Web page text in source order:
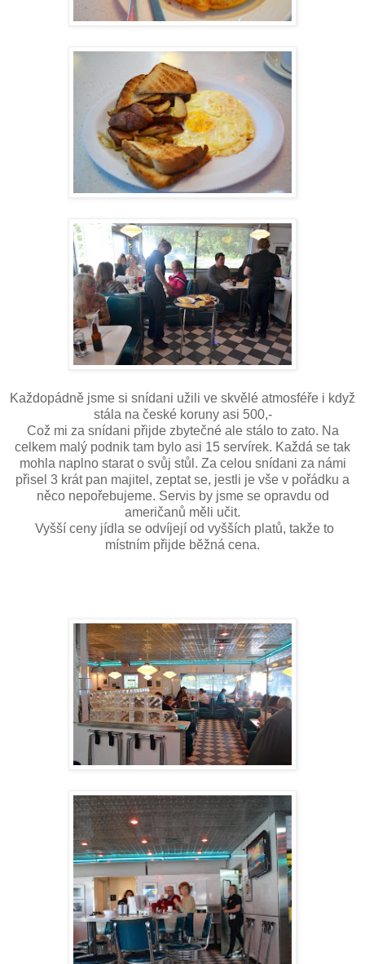
Každopádně jsme si snídani užili ve skvělé atmosféře i když
stála na české koruny asi 500,-
Což mi za snídani přijde zbytečné ale stálo to zato. Na
celkem malý podnik tam bylo asi 15 servírek. Každá se tak
mohla naplno starat o svůj stůl. Za celou snídani za námi
přisel 3 krát pan majitel, zeptat se, jestli je vše v pořádku a
něco nepořebujeme. Servis by jsme se opravdu od
američanů měli učit.
Vyšší ceny jídla se odvíjejí od vyšších platů, takže to
místním přijde běžná cena.